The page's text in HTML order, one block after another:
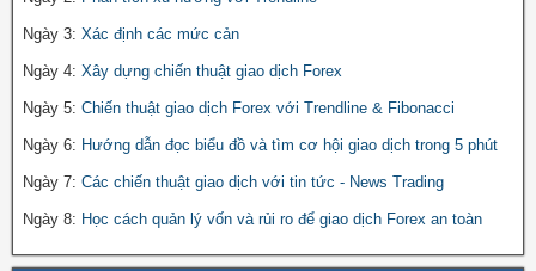
Ngày 3: Xác định các mức cản
Ngày 4: Xây dựng chiến thuật giao dịch Forex
Ngày 5: Chiến thuật giao dịch Forex với Trendline & Fibonacci
Ngày 6: Hướng dẫn đọc biểu đồ và tìm cơ hội giao dịch trong 5 phút
Ngày 7: Các chiến thuật giao dịch với tin tức - News Trading
Ngày 8: Học cách quản lý vốn và rủi ro để giao dịch Forex an toàn